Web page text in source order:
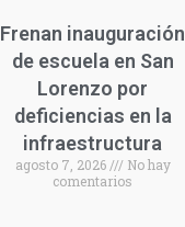
Frenan inauguración
de escuela en San
Lorenzo por
deficiencias en la
infraestructura
agosto 7, 2026
No hay
comentarios